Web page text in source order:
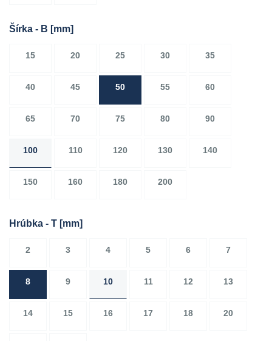
Šírka - B [mm]
15 20 25 30 35
40 45 50 55 60
65 70 75 80 90
100 110 120 130 140
150 160 180 200
Hrúbka - T [mm]
2 3 4 5 6 7
8 9 10 11 12 13
14 15 16 17 18 20